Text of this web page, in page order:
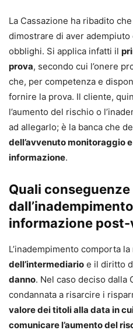
La Cassazione ha ribadito che
dimostrare di aver
obblighi. Si applica infatti il
prova, secondo cui l’onere
che, per competenza e
fornire la prova. Il cliente,
l’aumento del rischio o
ad allegarlo; è la banca che
dell’avvenuto monitoraggio
informazione.
Quali
informazione
L’inadempimento comporta la
dell’intermediario e il diritto
danno. Nel caso deciso dalla
condannata a risarcire i
valore dei titoli alla data in
comunicare l’aumento del